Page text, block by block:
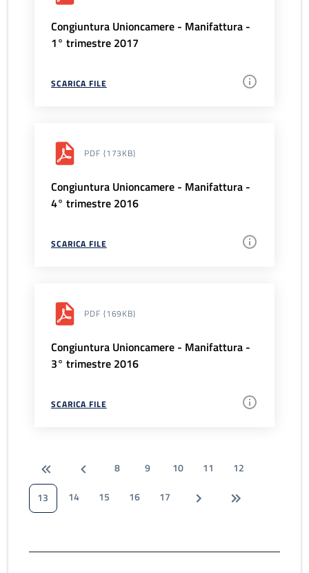
Congiuntura Unioncamere - Manifattura -
1° trimestre 2017
SCARICA FILE
PDF (173KB)
Congiuntura Unioncamere - Manifattura -
4° trimestre 2016
SCARICA FILE
PDF (169KB)
Congiuntura Unioncamere - Manifattura -
3° trimestre 2016
SCARICA FILE
8 9 10 11
12
13
14 15 16 17